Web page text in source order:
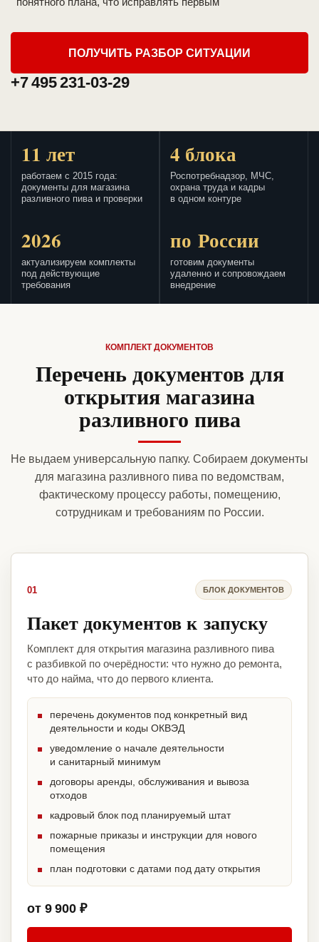
ПОЛУЧИТЬ РАЗБОР СИТУАЦИИ
+7 495 231-03-29
11 лет
работаем с 2015 года:
документы для магазина
разливного пива и проверки
4 блока
Роспотребнадзор, МЧС,
охрана труда и кадры
в одном контуре
2026
актуализируем комплекты
под действующие
требования
по России
готовим документы
удаленно и сопровождаем
внедрение
КОМПЛЕКТ ДОКУМЕНТОВ
Перечень документов для
открытия магазина
разливного пива
Не выдаем универсальную папку. Собираем документы
для магазина разливного пива по ведомствам,
фактическому процессу работы, помещению,
сотрудникам и требованиям по России.
01 БЛОК ДОКУМЕНТОВ
Пакет документов к запуску
Комплект для открытия магазина разливного пива
с разбивкой по очерёдности: что нужно до ремонта,
что до найма, что до первого клиента.
перечень документов под конкретный вид
деятельности и коды ОКВЭД
уведомление о начале деятельности
и санитарный минимум
договоры аренды, обслуживания и вывоза
отходов
кадровый блок под планируемый штат
пожарные приказы и инструкции для нового
помещения
план подготовки с датами под дату открытия
от 9 900 ₽